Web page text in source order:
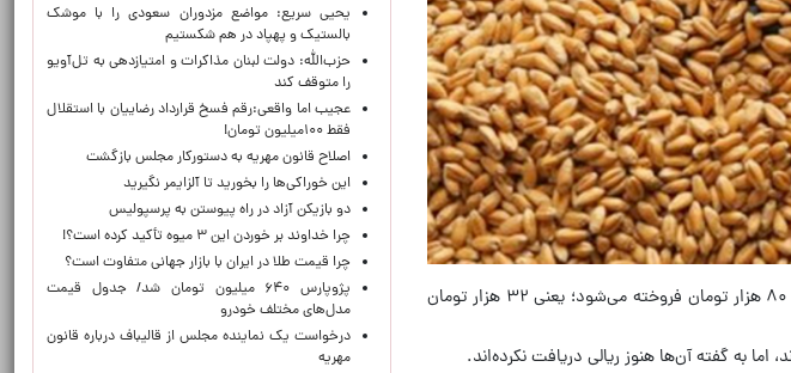
به گزارش فارس، یک منبع آگاه گفت که گندم کشاورزان در بازار عراق به قیمت کیلویی ۸۰ هزار تومان فروخته می‌شود؛ یعنی ۳۲ هزار تومان
یحیی سریع: مواضع مزدوران سعودی را با موشک
بالستیک و پهپاد در هم شکستیم
حزب‌الله: دولت لبنان مذاکرات و امتیازدهی به تل‌آویو
را متوقف کند
عجیب اما واقعی:رقم فسخ قرارداد رضاییان با استقلال
فقط ۱۰۰میلیون تومان!
اصلاح قانون مهریه به دستورکار مجلس بازگشت
این خوراکی‌ها را بخورید تا آلزایمر نگیرید
دو بازیکن آزاد در راه پیوستن به پرسپولیس
چرا خداوند بر خوردن این ۳ میوه تأکید کرده است؟!
چرا قیمت طلا در ایران با بازار جهانی متفاوت است؟
پژوپارس ۶۴۰ میلیون تومان شد/ جدول قیمت
مدل‌های مختلف خودرو
درخواست یک نماینده مجلس از قالیباف درباره قانون
مهریه